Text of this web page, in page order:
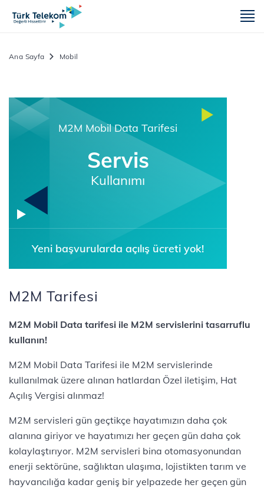
Ana Sayfa Mobil
M2M Mobil Data Tarifesi
Servis
Kullanımı
Yeni başvurularda açılış ücreti yok!
M2M Tarifesi
M2M Mobil Data tarifesi ile M2M servislerini tasarruflu
kullanın!
M2M Mobil Data Tarifesi ile M2M servislerinde
kullanılmak üzere alınan hatlardan Özel iletişim, Hat
Açılış Vergisi alınmaz!
M2M servisleri gün geçtikçe hayatımızın daha çok
alanına giriyor ve hayatımızı her geçen gün daha çok
kolaylaştırıyor. M2M servisleri bina otomasyonundan
enerji sektörüne, sağlıktan ulaşıma, lojistikten tarım ve
hayvancılığa kadar geniş bir yelpazede her geçen gün